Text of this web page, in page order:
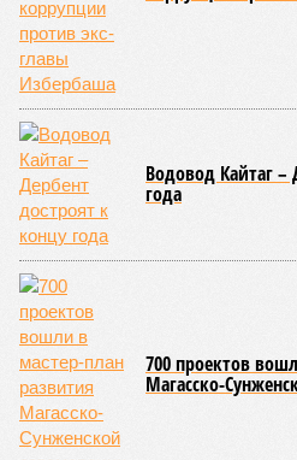
Водовод Кайтаг –
года
700 проектов
Магасско-